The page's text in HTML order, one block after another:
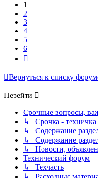
1
2
3
4
5
6
Вернуться к списку
Перейти
Срочные вопросы,
↳ Срочка - техничка
↳ Содержание
↳ Содержание
↳ Новости,
Технический форум
↳ Техчасть